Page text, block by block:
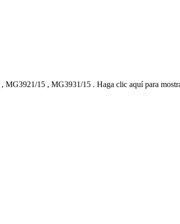
, MG3921/15 , MG3931/15 . Haga clic aquí para